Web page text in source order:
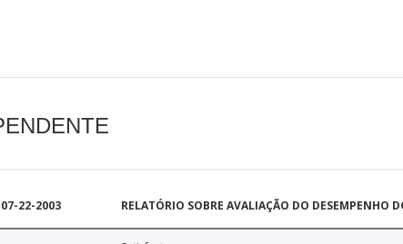
07-22-2003 RELATÓRIO SOBRE AVALIAÇÃO DO DESEMPENHO